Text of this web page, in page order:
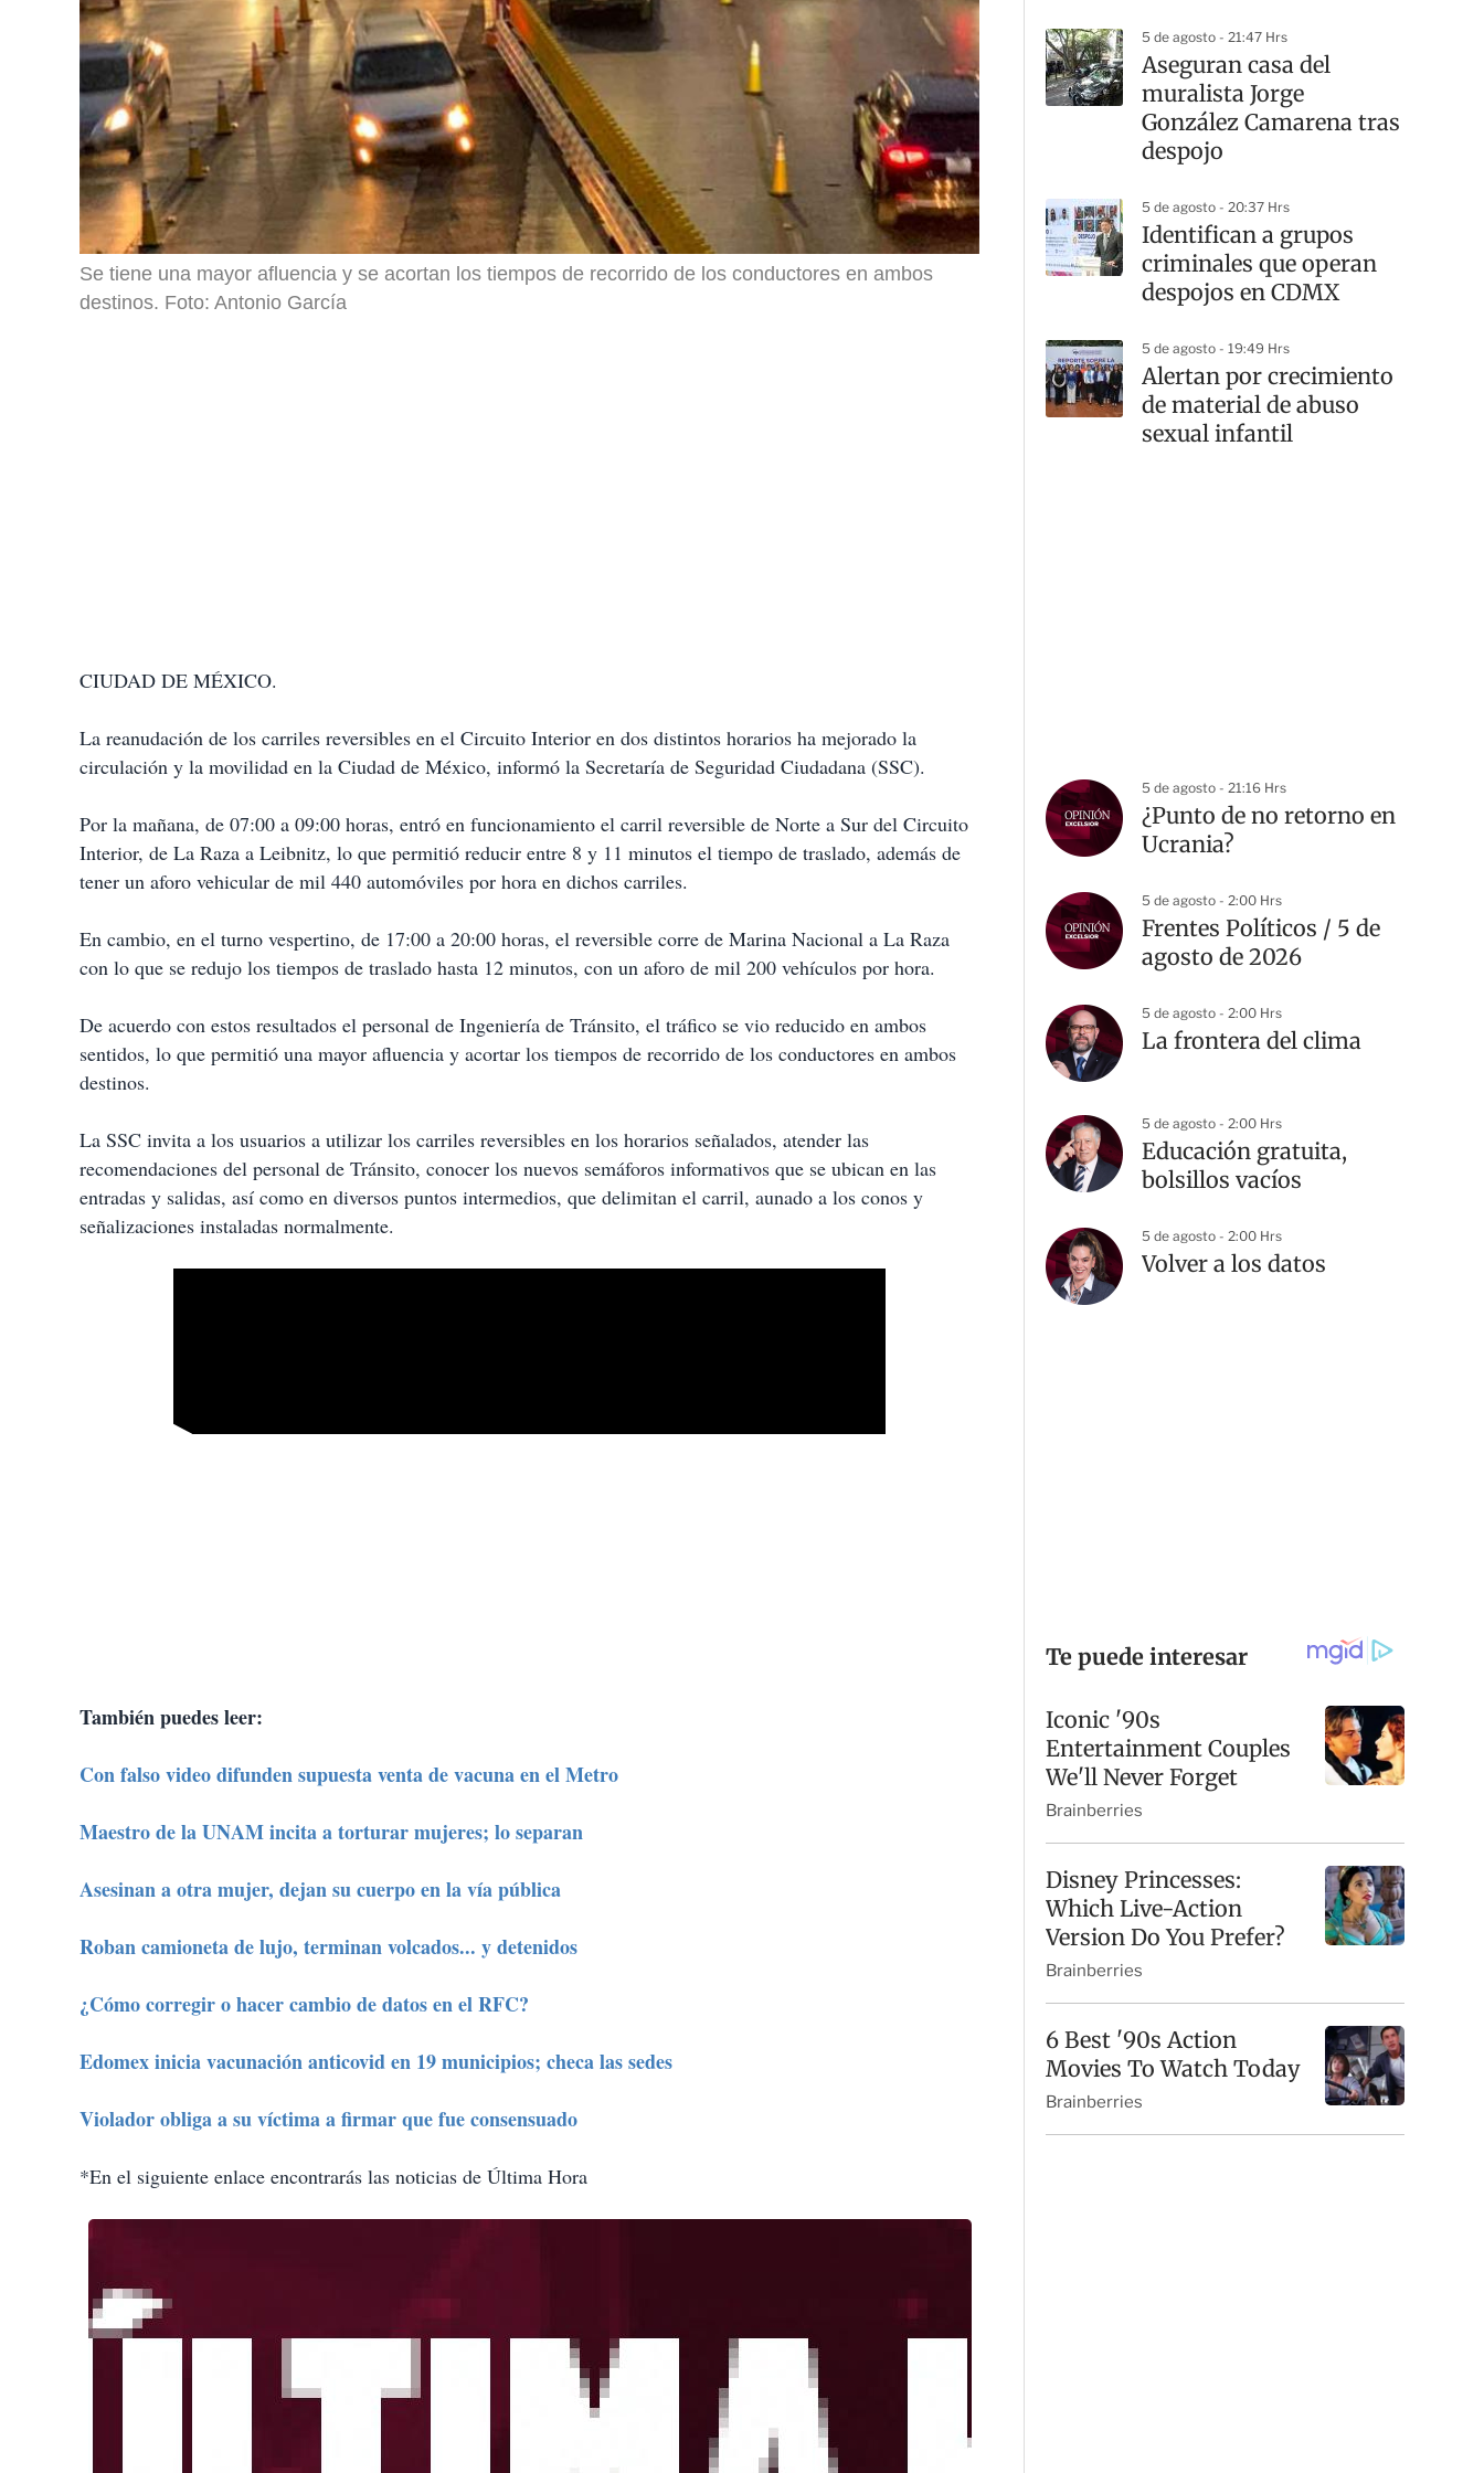
Se tiene una mayor afluencia y se acortan los tiempos de recorrido de los conductores en ambos
destinos. Foto: Antonio García
CIUDAD DE MÉXICO.
La reanudación de los carriles reversibles en el Circuito Interior en dos distintos horarios ha mejorado la
circulación y la movilidad en la Ciudad de México, informó la Secretaría de Seguridad Ciudadana (SSC).
Por la mañana, de 07:00 a 09:00 horas, entró en funcionamiento el carril reversible de Norte a Sur del Circuito
Interior, de La Raza a Leibnitz, lo que permitió reducir entre 8 y 11 minutos el tiempo de traslado, además de
tener un aforo vehicular de mil 440 automóviles por hora en dichos carriles.
En cambio, en el turno vespertino, de 17:00 a 20:00 horas, el reversible corre de Marina Nacional a La Raza
con lo que se redujo los tiempos de traslado hasta 12 minutos, con un aforo de mil 200 vehículos por hora.
De acuerdo con estos resultados el personal de Ingeniería de Tránsito, el tráfico se vio reducido en ambos
sentidos, lo que permitió una mayor afluencia y acortar los tiempos de recorrido de los conductores en ambos
destinos.
La SSC invita a los usuarios a utilizar los carriles reversibles en los horarios señalados, atender las
recomendaciones del personal de Tránsito, conocer los nuevos semáforos informativos que se ubican en las
entradas y salidas, así como en diversos puntos intermedios, que delimitan el carril, aunado a los conos y
señalizaciones instaladas normalmente.
También puedes leer:
Con falso video difunden supuesta venta de vacuna en el Metro
Maestro de la UNAM incita a torturar mujeres; lo separan
Asesinan a otra mujer, dejan su cuerpo en la vía pública
Roban camioneta de lujo, terminan volcados... y detenidos
¿Cómo corregir o hacer cambio de datos en el RFC?
Edomex inicia vacunación anticovid en 19 municipios; checa las sedes
Violador obliga a su víctima a firmar que fue consensuado
*En el siguiente enlace encontrarás las noticias de Última Hora
5 de agosto - 21:47 Hrs
Aseguran casa del
muralista Jorge
González Camarena tras
despojo
5 de agosto - 20:37 Hrs
Identifican a grupos
criminales que operan
despojos en CDMX
5 de agosto - 19:49 Hrs
Alertan por crecimiento
de material de abuso
sexual infantil
5 de agosto - 21:16 Hrs
¿Punto de no retorno en
Ucrania?
5 de agosto - 2:00 Hrs
Frentes Políticos / 5 de
agosto de 2026
5 de agosto - 2:00 Hrs
La frontera del clima
5 de agosto - 2:00 Hrs
Educación gratuita,
bolsillos vacíos
5 de agosto - 2:00 Hrs
Volver a los datos